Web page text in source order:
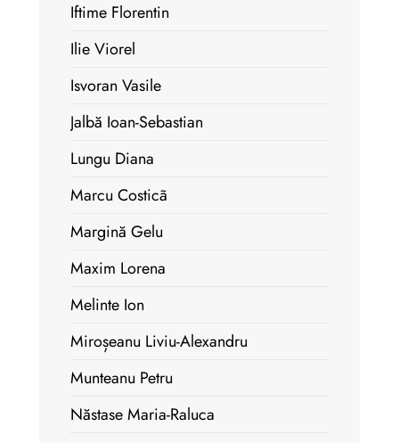
Iftime Florentin
Ilie Viorel
Isvoran Vasile
Jalbă Ioan-Sebastian
Lungu Diana
Marcu Costicã
Margină Gelu
Maxim Lorena
Melinte Ion
Miroșeanu Liviu-Alexandru
Munteanu Petru
Năstase Maria-Raluca